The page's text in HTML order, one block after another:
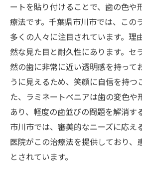
べニアが美しい歯をもた
美しい歯を叶えるべニア
千葉県市川市でのラミネート
市川市でのべニア効果を
ラミネートべニアの効果
市川市でべニアがもたら
べニアの効果を市川市で
市川市のべニア効果の実際
市川市でのべニアの効果
市川市で人気のラミネートべニ
ートを貼り付けることで、歯の色や
療法です。千葉県市川市では、この
多くの人々に注目されています。理
然な見た目と耐久性にあります。セ
然の歯に非常に近い透明感を持って
うに見えるため、笑顔に自信を持つ
た、ラミネートべニアは歯の変色や
あり、軽度の歯並びの問題を解消す
市川市では、審美的なニーズに応え
医院がこの治療法を提供しており、
とされています。